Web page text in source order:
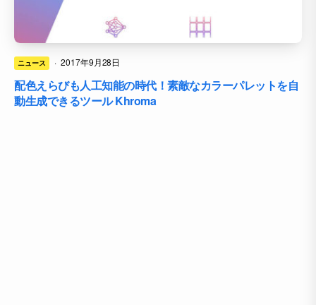
ニュース · 2017年9月28日
配色えらびも人工知能の時代！素敵なカラーパレットを自
動生成できるツール Khroma